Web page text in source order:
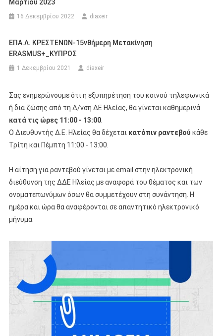
Μαρτίου 2023
16 Δεκεμβρίου 2022 diaxeir
ΕΠΑ.Λ. ΚΡΕΣΤΕΝΩΝ-15νθήμερη Μετακίνηση
ERASMUS+_ΚΥΠΡΟΣ
1 Δεκεμβρίου 2021 diaxeir
Σας ενημερώνουμε ότι η εξυπηρέτηση του κοινού τηλεφωνικά
ή δια ζώσης από τη Δ/νση ΔΕ Ηλείας, θα γίνεται καθημερινά
κατά τις ώρες 11:00 - 13:00.
Ο Διευθυντής Δ.Ε. Ηλείας θα δέχεται κατόπιν ραντεβού κάθε
Τρίτη και Πέμπτη 11:00 - 13:00.
Η αίτηση για ραντεβού γίνεται με email στην ηλεκτρονική
διεύθυνση της ΔΔΕ Ηλείας με αναφορά του θέματος και των
ονοματεπωνύμων όσων θα συμμετέχουν στη συνάντηση. Η
ημέρα και ώρα θα αναφέρονται σε απαντητικό ηλεκτρονικό
μήνυμα.